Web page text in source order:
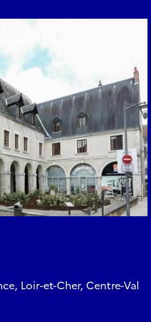
Loir-et-Cher, Centre-Val